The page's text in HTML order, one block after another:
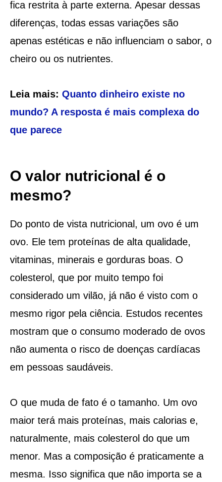
fica restrita à parte externa. Apesar dessas
diferenças, todas essas variações são
apenas estéticas e não influenciam o sabor, o
cheiro ou os nutrientes.
Leia mais: Quanto dinheiro existe no
mundo? A resposta é mais complexa do
que parece
O valor nutricional é o
mesmo?
Do ponto de vista nutricional, um ovo é um
ovo. Ele tem proteínas de alta qualidade,
vitaminas, minerais e gorduras boas. O
colesterol, que por muito tempo foi
considerado um vilão, já não é visto com o
mesmo rigor pela ciência. Estudos recentes
mostram que o consumo moderado de ovos
não aumenta o risco de doenças cardíacas
em pessoas saudáveis.
O que muda de fato é o tamanho. Um ovo
maior terá mais proteínas, mais calorias e,
naturalmente, mais colesterol do que um
menor. Mas a composição é praticamente a
mesma. Isso significa que não importa se a